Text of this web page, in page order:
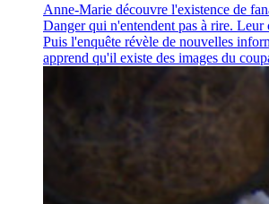
Anne-Marie découvre l'existence de
Danger qui n'entendent pas à rire. Leur
Puis l'enquête révèle de nouvelles
apprend qu'il existe des images du